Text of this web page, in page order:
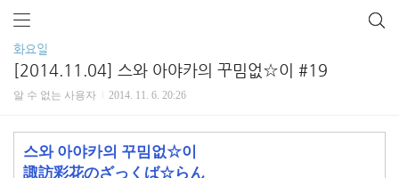
화요일
[2014.11.04] 스와 아야카의 꾸밈없☆이 #19
알 수 없는 사용자 2014. 11. 6. 20:26
스와 아야카의 꾸밈없☆이
諏訪彩花のざっくば☆らん